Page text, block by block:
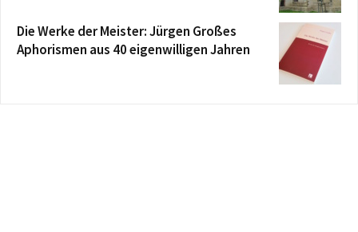
Die Werke der Meister: Jürgen Großes
Aphorismen aus 40 eigenwilligen Jahren